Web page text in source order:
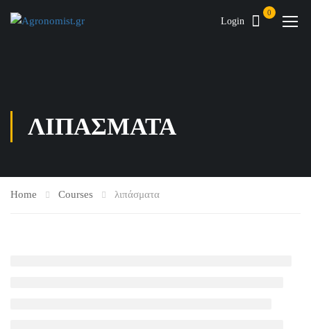
Login
0
ΛΙΠΆΣΜΑΤΑ
Home Courses λιπάσματα